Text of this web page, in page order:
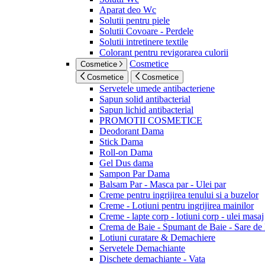
Aparat deo Wc
Solutii pentru piele
Solutii Covoare - Perdele
Solutii intretinere textile
Colorant pentru revigorarea culorii
Cosmetice Cosmetice
Cosmetice Cosmetice
Servetele umede antibacteriene
Sapun solid antibacterial
Sapun lichid antibacterial
PROMOTII COSMETICE
Deodorant Dama
Stick Dama
Roll-on Dama
Gel Dus dama
Sampon Par Dama
Balsam Par - Masca par - Ulei par
Creme pentru ingrijirea tenului si a buzelor
Creme - Lotiuni pentru ingrijirea mainilor
Creme - lapte corp - lotiuni corp - ulei masaj
Crema de Baie - Spumant de Baie - Sare de
Lotiuni curatare & Demachiere
Servetele Demachiante
Dischete demachiante - Vata